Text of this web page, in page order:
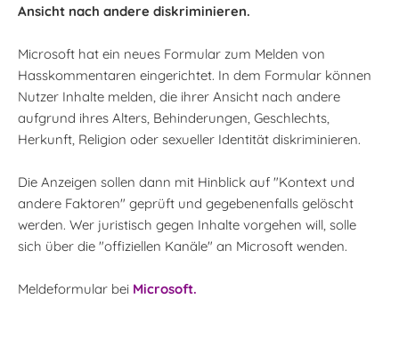
Ansicht nach andere diskriminieren.
Microsoft hat ein neues Formular zum Melden von
Hasskommentaren eingerichtet. In dem Formular können
Nutzer Inhalte melden, die ihrer Ansicht nach andere
aufgrund ihres Alters, Behinderungen, Geschlechts,
Herkunft, Religion oder sexueller Identität diskriminieren.
Die Anzeigen sollen dann mit Hinblick auf "Kontext und
andere Faktoren" geprüft und gegebenenfalls gelöscht
werden. Wer juristisch gegen Inhalte vorgehen will, solle
sich über die "offiziellen Kanäle" an Microsoft wenden.
Meldeformular bei Microsoft.